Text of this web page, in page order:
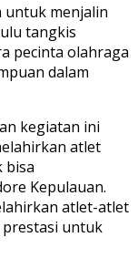
untuk menjalin
tangkis
pecinta olahraga
dalam
kegiatan ini
atlet
bisa
Kepulauan.
atlet-atlet
prestasi untuk